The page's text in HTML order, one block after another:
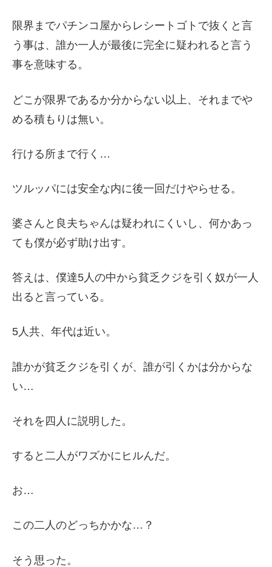
限界までパチンコ屋からレシートゴトで抜くと言
う事は、誰か一人が最後に完全に疑われると言う
事を意味する。
どこが限界であるか分からない以上、それまでや
める積もりは無い。
行ける所まで行く…
ツルッパには安全な内に後一回だけやらせる。
婆さんと良夫ちゃんは疑われにくいし、何かあっ
ても僕が必ず助け出す。
答えは、僕達5人の中から貧乏クジを引く奴が一人
出ると言っている。
5人共、年代は近い。
誰かが貧乏クジを引くが、誰が引くかは分からな
い…
それを四人に説明した。
すると二人がワズかにヒルんだ。
お…
この二人のどっちかかな…？
そう思った。